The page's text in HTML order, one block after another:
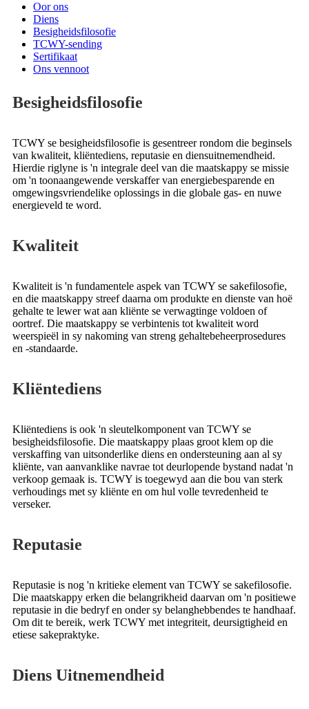
Oor ons
Diens
Besigheidsfilosofie
TCWY-sending
Sertifikaat
Ons vennoot
Besigheidsfilosofie
TCWY se besigheidsfilosofie is gesentreer rondom die beginsels
van kwaliteit, kliëntediens, reputasie en diensuitnemendheid.
Hierdie riglyne is 'n integrale deel van die maatskappy se missie
om 'n toonaangewende verskaffer van energiebesparende en
omgewingsvriendelike oplossings in die globale gas- en nuwe
energieveld te word.
Kwaliteit
Kwaliteit is 'n fundamentele aspek van TCWY se sakefilosofie,
en die maatskappy streef daarna om produkte en dienste van hoë
gehalte te lewer wat aan kliënte se verwagtinge voldoen of
oortref. Die maatskappy se verbintenis tot kwaliteit word
weerspieël in sy nakoming van streng gehaltebeheerprosedures
en -standaarde.
Kliëntediens
Kliëntediens is ook 'n sleutelkomponent van TCWY se
besigheidsfilosofie. Die maatskappy plaas groot klem op die
verskaffing van uitsonderlike diens en ondersteuning aan al sy
kliënte, van aanvanklike navrae tot deurlopende bystand nadat 'n
verkoop gemaak is. TCWY is toegewyd aan die bou van sterk
verhoudings met sy kliënte en om hul volle tevredenheid te
verseker.
Reputasie
Reputasie is nog 'n kritieke element van TCWY se sakefilosofie.
Die maatskappy erken die belangrikheid daarvan om 'n positiewe
reputasie in die bedryf en onder sy belanghebbendes te handhaaf.
Om dit te bereik, werk TCWY met integriteit, deursigtigheid en
etiese sakepraktyke.
Diens Uitnemendheid